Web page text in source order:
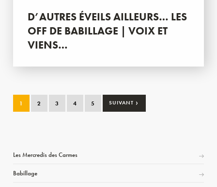
D’AUTRES ÉVEILS AILLEURS… LES
OFF DE BABILLAGE | VOIX ET
VIENS…
1 2 3 4 5 SUIVANT ›
Les Mercredis des Carmes
Babillage